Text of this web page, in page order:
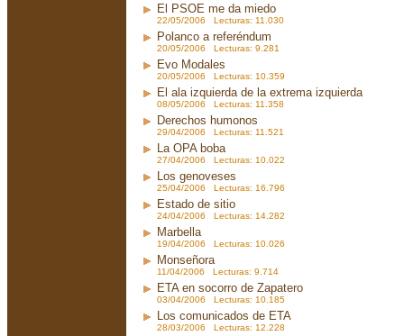
El PSOE me da miedo
22/05/2006 Lecturas: 11.030
Polanco a referéndum
20/05/2006 Lecturas: 9.281
Evo Modales
20/05/2006 Lecturas: 10.359
El ala izquierda de la extrema izquierda
08/05/2006 Lecturas: 11.358
Derechos humonos
29/04/2006 Lecturas: 11.521
La OPA boba
27/04/2006 Lecturas: 10.022
Los genoveses
25/04/2006 Lecturas: 16.796
Estado de sitio
24/04/2006 Lecturas: 14.282
Marbella
19/04/2006 Lecturas: 10.026
Monseñora
11/04/2006 Lecturas: 9.714
ETA en socorro de Zapatero
03/04/2006 Lecturas: 10.185
Los comunicados de ETA
28/03/2006 Lecturas: 12.228